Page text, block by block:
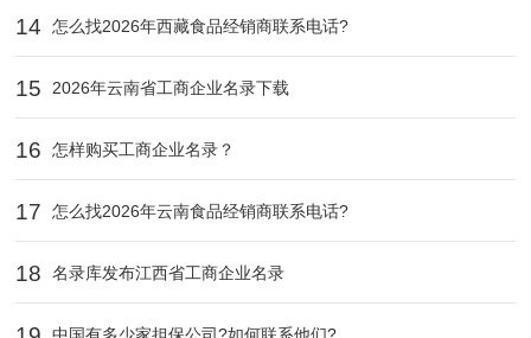
14 怎么找2026年西藏食品经销商联系电话?
15 2026年云南省工商企业名录下载
16 怎样购买工商企业名录？
17 怎么找2026年云南食品经销商联系电话?
18 名录库发布江西省工商企业名录